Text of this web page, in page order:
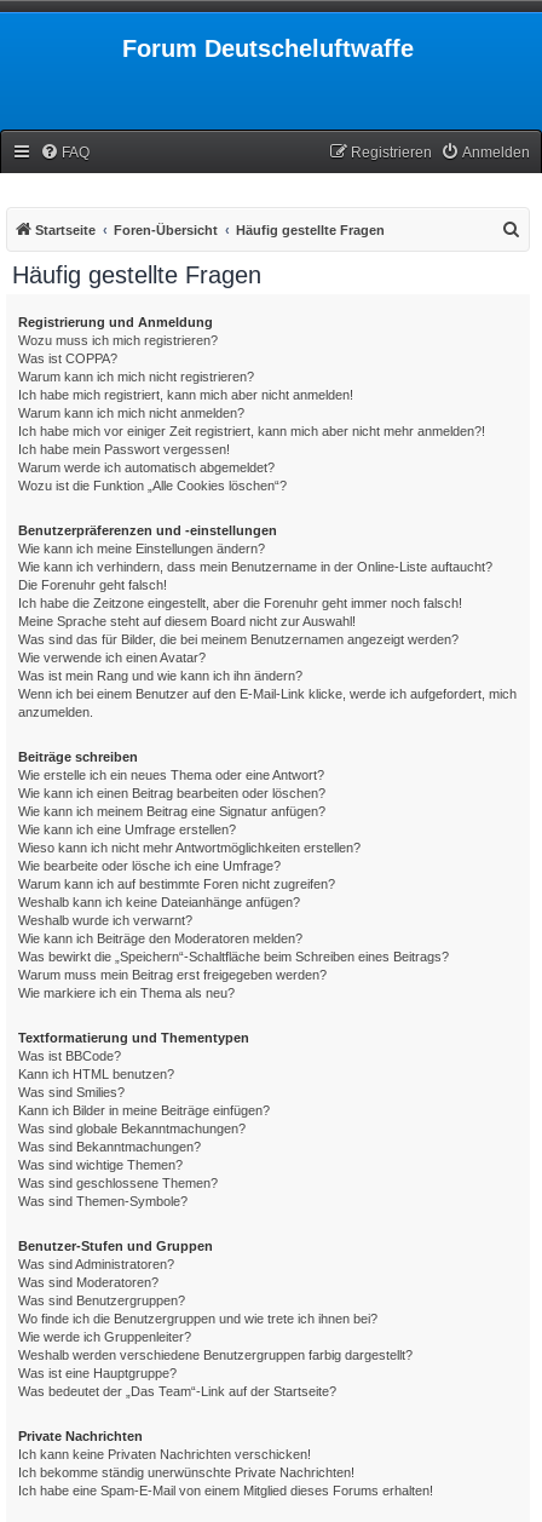
Forum Deutscheluftwaffe
FAQ Anmelden
Registrieren
Startseite Foren-Übersicht Häufig gestellte Fragen
Häufig gestellte Fragen
Registrierung und Anmeldung
Wozu muss ich mich registrieren?
Was ist COPPA?
Warum kann ich mich nicht registrieren?
Ich habe mich registriert, kann mich aber nicht anmelden!
Warum kann ich mich nicht anmelden?
Ich habe mich vor einiger Zeit registriert, kann mich aber nicht mehr anmelden?!
Ich habe mein Passwort vergessen!
Warum werde ich automatisch abgemeldet?
Wozu ist die Funktion „Alle Cookies löschen“?
Benutzerpräferenzen und -einstellungen
Wie kann ich meine Einstellungen ändern?
Wie kann ich verhindern, dass mein Benutzername in der Online-Liste auftaucht?
Die Forenuhr geht falsch!
Ich habe die Zeitzone eingestellt, aber die Forenuhr geht immer noch falsch!
Meine Sprache steht auf diesem Board nicht zur Auswahl!
Was sind das für Bilder, die bei meinem Benutzernamen angezeigt werden?
Wie verwende ich einen Avatar?
Was ist mein Rang und wie kann ich ihn ändern?
Wenn ich bei einem Benutzer auf den E-Mail-Link klicke, werde ich aufgefordert, mich
anzumelden.
Beiträge schreiben
Wie erstelle ich ein neues Thema oder eine Antwort?
Wie kann ich einen Beitrag bearbeiten oder löschen?
Wie kann ich meinem Beitrag eine Signatur anfügen?
Wie kann ich eine Umfrage erstellen?
Wieso kann ich nicht mehr Antwortmöglichkeiten erstellen?
Wie bearbeite oder lösche ich eine Umfrage?
Warum kann ich auf bestimmte Foren nicht zugreifen?
Weshalb kann ich keine Dateianhänge anfügen?
Weshalb wurde ich verwarnt?
Wie kann ich Beiträge den Moderatoren melden?
Was bewirkt die „Speichern“-Schaltfläche beim Schreiben eines Beitrags?
Warum muss mein Beitrag erst freigegeben werden?
Wie markiere ich ein Thema als neu?
Textformatierung und Thementypen
Was ist BBCode?
Kann ich HTML benutzen?
Was sind Smilies?
Kann ich Bilder in meine Beiträge einfügen?
Was sind globale Bekanntmachungen?
Was sind Bekanntmachungen?
Was sind wichtige Themen?
Was sind geschlossene Themen?
Was sind Themen-Symbole?
Benutzer-Stufen und Gruppen
Was sind Administratoren?
Was sind Moderatoren?
Was sind Benutzergruppen?
Wo finde ich die Benutzergruppen und wie trete ich ihnen bei?
Wie werde ich Gruppenleiter?
Weshalb werden verschiedene Benutzergruppen farbig dargestellt?
Was ist eine Hauptgruppe?
Was bedeutet der „Das Team“-Link auf der Startseite?
Private Nachrichten
Ich kann keine Privaten Nachrichten verschicken!
Ich bekomme ständig unerwünschte Private Nachrichten!
Ich habe eine Spam-E-Mail von einem Mitglied dieses Forums erhalten!